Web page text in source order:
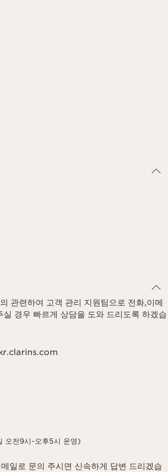
관련하여 고객 관리 지원팀으로 전화,이메
경우 빠르게 상담을 도와 드리도록 하겠습
오전9시~오후5시 운영)
일로 문의 주시면 신속하게 답변 드리겠습